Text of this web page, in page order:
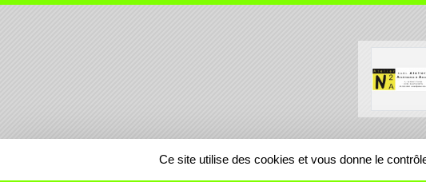
REGIONS
Ce site utilise des cookies et vous donne le